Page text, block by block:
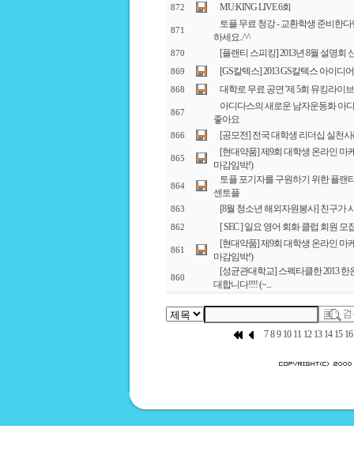
872 MU:KING LIVE 6회
871
토플 무료 청강 - 교환학생 준비한
하세요..^^
870 [플랜티 스피킹] 2013년 8월 설명회
869 [GS칼텍스] 2013 GS칼텍스 아이디
868 대학로 무료 공연 '제 5회 뮤킹라이
867
아디다스의 새로운 남자운동화 아
좋아요
866 [공모전] 전국 대학생 리더십 실천
865
[현대약품] 제9회 대학생 온라인 마
마감임박!)
864
토플 포기자를 구원하기 위한 플랜
센토플
863 [8월 청소년 해외자원봉사] 친구가
862 [ SEC ] 일요 영어 회화 클럽 회원 모
861
[현대약품] 제9회 대학생 온라인 마
마감임박!)
860
[성균관대학교] 스펙타클한 2013
대합니다!!!! (~...
7 8 9 10 11 12 13 14 15 16